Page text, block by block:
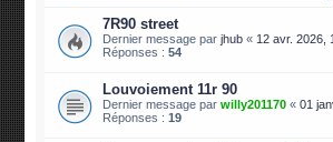
7R90 street
Dernier message parjhub « 12 avr. 2026,
Réponses :54
Louvoiement 11r 90
Dernier message parwilly201170 «01
Réponses :19